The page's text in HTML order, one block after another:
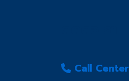
Call Center